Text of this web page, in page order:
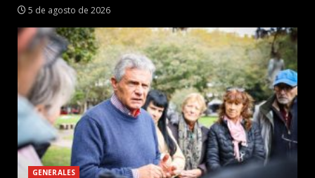
5 de agosto de 2026
GENERALES